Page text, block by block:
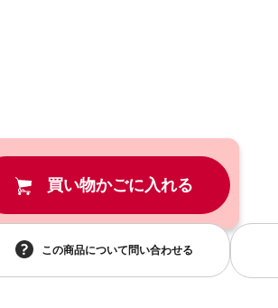
買い物かごに入れる
この商品について問い合わせる